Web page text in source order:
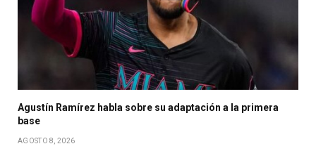
Agustín Ramírez habla sobre su adaptación a la primera
base
AGOSTO 8, 2026